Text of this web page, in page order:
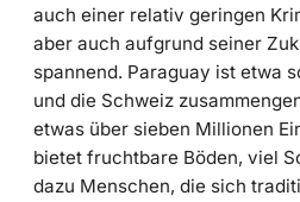
auch einer relativ geringen
aber auch aufgrund seiner
spannend. Paraguay ist etwa
und die Schweiz
etwas über sieben Millionen
bietet fruchtbare Böden, viel
dazu Menschen, die sich